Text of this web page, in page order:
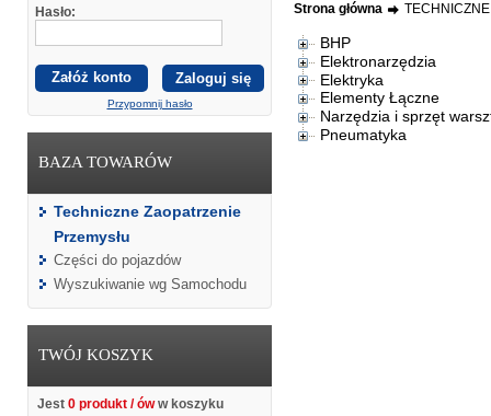
Hasło:
Załóż konto
Przypomnij hasło
BAZA TOWARÓW
Techniczne Zaopatrzenie
Przemysłu
Części do pojazdów
Wyszukiwanie wg Samochodu
TWÓJ KOSZYK
Jest 0 produkt / óww koszyku
Strona główna
BHP
Elektronarzędzia
Elektryka
Elementy Łączne
Narzędzia i sprzęt
Pneumatyka